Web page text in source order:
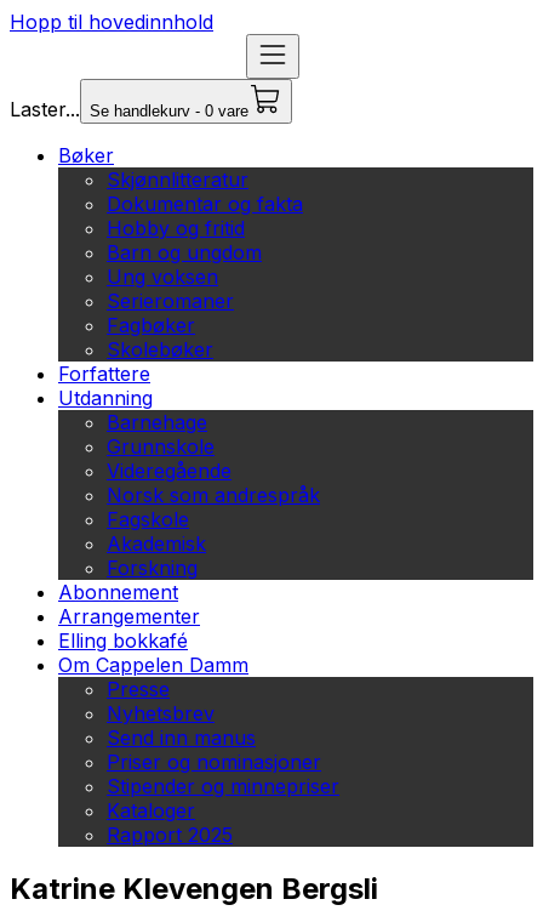
Hopp til hovedinnhold
Laster... Se handlekurv - 0 vare
Bøker
Skjønnlitteratur
Dokumentar og fakta
Hobby og fritid
Barn og ungdom
Ung voksen
Serieromaner
Fagbøker
Skolebøker
Forfattere
Utdanning
Barnehage
Grunnskole
Videregående
Norsk som andrespråk
Fagskole
Akademisk
Forskning
Abonnement
Arrangementer
Elling bokkafé
Om Cappelen Damm
Presse
Nyhetsbrev
Send inn manus
Priser og nominasjoner
Stipender og minnepriser
Kataloger
Rapport 2025
Katrine Klevengen Bergsli